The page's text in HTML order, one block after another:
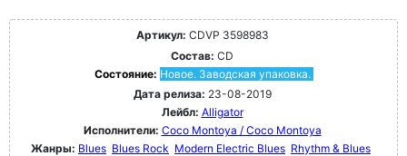
Артикул: CDVP 3598983
Состав: CD
Состояние: Новое. Заводская упаковка.
Дата релиза: 23-08-2019
Лейбл: Alligator
Исполнители: Coco Montoya / Coco Montoya
Жанры: Blues Blues Rock Modern Electric Blues Rhythm & Blues